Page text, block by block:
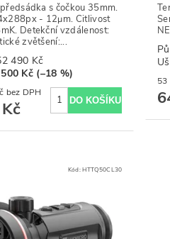
s čočkou 35mm.
- 12μm. Citlivost
Detekční vzdálenost:
zvětšení:...
490 Kč
Kč (–18 %)
35 528,93 Kč bez DPH
Kód:HTTQ50CL30